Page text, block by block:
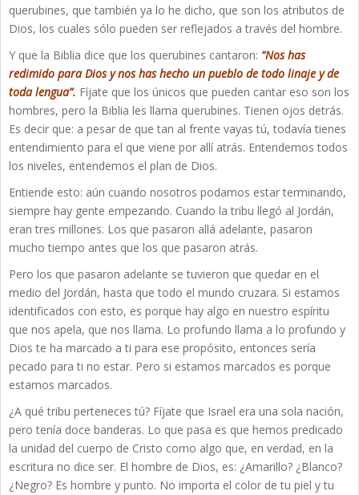
querubines, que también ya lo he dicho, que son los atributos de
Dios, los cuales sólo pueden ser reflejados a través del hombre.
Y que la Biblia dice que los querubines cantaron: “Nos has
redimido para Dios y nos has hecho un pueblo de todo linaje y de
toda lengua”. Fíjate que los únicos que pueden cantar eso son los
hombres, pero la Biblia les llama querubines. Tienen ojos detrás.
Es decir que: a pesar de que tan al frente vayas tú, todavía tienes
entendimiento para el que viene por allí atrás. Entendemos todos
los niveles, entendemos el plan de Dios.
Entiende esto: aún cuando nosotros podamos estar terminando,
siempre hay gente empezando. Cuando la tribu llegó al Jordán,
eran tres millones. Los que pasaron allá adelante, pasaron
mucho tiempo antes que los que pasaron atrás.
Pero los que pasaron adelante se tuvieron que quedar en el
medio del Jordán, hasta que todo el mundo cruzara. Si estamos
identificados con esto, es porque hay algo en nuestro espíritu
que nos apela, que nos llama. Lo profundo llama a lo profundo y
Dios te ha marcado a ti para ese propósito, entonces sería
pecado para ti no estar. Pero si estamos marcados es porque
estamos marcados.
¿A qué tribu perteneces tú? Fíjate que Israel era una sola nación,
pero tenía doce banderas. Lo que pasa es que hemos predicado
la unidad del cuerpo de Cristo como algo que, en verdad, en la
escritura no dice ser. El hombre de Dios, es: ¿Amarillo? ¿Blanco?
¿Negro? Es hombre y punto. No importa el color de tu piel y tu